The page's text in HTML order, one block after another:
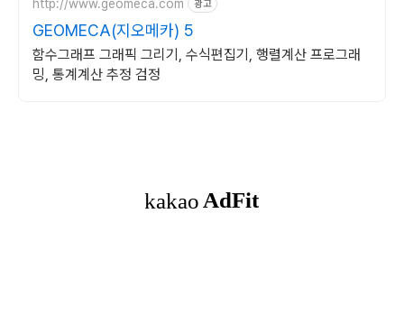
http://www.geomeca.com 광고
GEOMECA(지오메카) 5
함수그래프 그래픽 그리기, 수식편집기, 행렬계산 프로그래
밍, 통계계산 추정 검정